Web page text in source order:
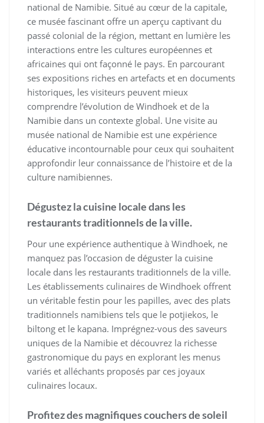
national de Namibie. Situé au cœur de la capitale,
ce musée fascinant offre un aperçu captivant du
passé colonial de la région, mettant en lumière les
interactions entre les cultures européennes et
africaines qui ont façonné le pays. En parcourant
ses expositions riches en artefacts et en documents
historiques, les visiteurs peuvent mieux
comprendre l’évolution de Windhoek et de la
Namibie dans un contexte global. Une visite au
musée national de Namibie est une expérience
éducative incontournable pour ceux qui souhaitent
approfondir leur connaissance de l’histoire et de la
culture namibiennes.
Dégustez la cuisine locale dans les
restaurants traditionnels de la ville.
Pour une expérience authentique à Windhoek, ne
manquez pas l’occasion de déguster la cuisine
locale dans les restaurants traditionnels de la ville.
Les établissements culinaires de Windhoek offrent
un véritable festin pour les papilles, avec des plats
traditionnels namibiens tels que le potjiekos, le
biltong et le kapana. Imprégnez-vous des saveurs
uniques de la Namibie et découvrez la richesse
gastronomique du pays en explorant les menus
variés et alléchants proposés par ces joyaux
culinaires locaux.
Profitez des magnifiques couchers de soleil